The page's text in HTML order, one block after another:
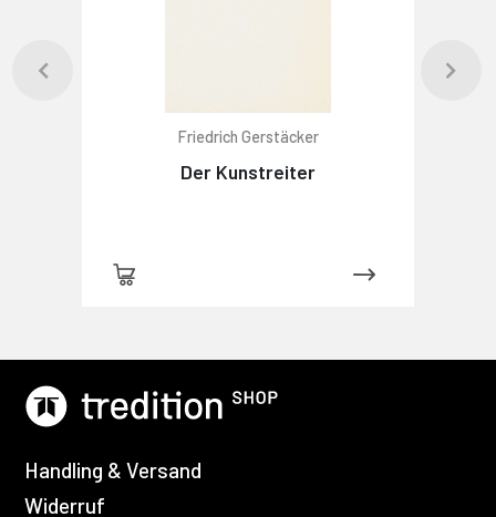
Friedrich Gerstäcker
Der Kunstreiter
Handling & Versand
Widerruf